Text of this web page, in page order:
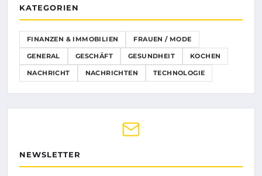
KATEGORIEN
FINANZEN & IMMOBILIEN FRAUEN / MODE
GENERAL GESCHÄFT GESUNDHEIT KOCHEN
NACHRICHT NACHRICHTEN TECHNOLOGIE
NEWSLETTER